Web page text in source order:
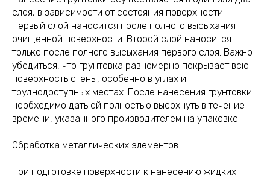
слоя, в зависимости от состояния поверхности.
Первый слой наносится после полного высыхания
очищенной поверхности. Второй слой наносится
только после полного высыхания первого слоя. Важно
убедиться, что грунтовка равномерно покрывает всю
поверхность стены, особенно в углах и
труднодоступных местах. После нанесения грунтовки
необходимо дать ей полностью высохнуть в течение
времени, указанного производителем на упаковке.
Обработка металлических элементов
При подготовке поверхности к нанесению жидких